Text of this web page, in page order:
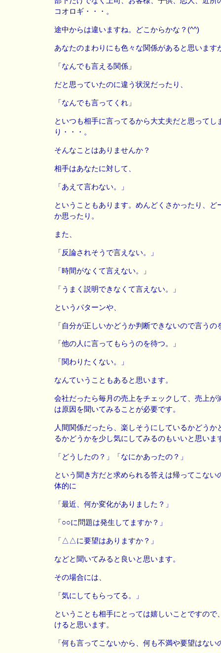
コオロギ・・・。
途中からは違いますね。どこからかな？(^^)
あなたのまわりにも色々な関係があると思います
「なんでも言える関係」
だと思っていたのに違う状況だったり、
「なんでも言ってくれ」
といつも相手に言ってるから大丈夫だと思ってし
り・・・。
そんなことはありませんか？
相手はあなたに対して、
「あえて言わない。」
ということもあります。めんどくさかったり、ど
か思ったり。
また、
「反論されそうで言えない。」
「時間がなくて言えない。」
「うまく説明できなくて言えない。」
というパターンや、
「自分が正しいかどうか判断できないので言うの
「他の人に言ってもらうのを待つ。」
「関わりたくない。」
なんていうこともあると思います。
会社だったら毎月の売上をチェックして、売上が
は原因を聞いてみることが必要です。
人間関係だったら、楽しそうにしているかどうか
るかどうかを少し気にしてみるのもいいと思いま
「どうしたの？」「なにかあったの？」
という聞き方だと求められる答えは帰ってこない
体的に
「最近、何か変化がありました？」
「○○に問題は発生してますか？」
「△△に要望はありますか？」
などと聞いてみると良いと思います。
その場合には、
「気にしてもらってる。」
ということも相手にとっては嬉しいことですので
けると思います。
「何も言ってこないから、何も不満や要望はない